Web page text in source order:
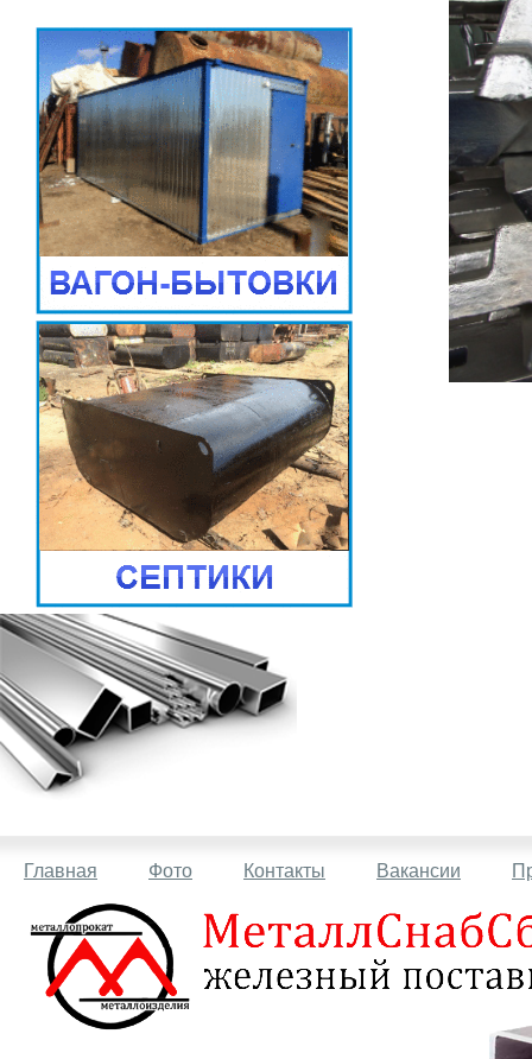
Главная Фото Контакты Вакансии